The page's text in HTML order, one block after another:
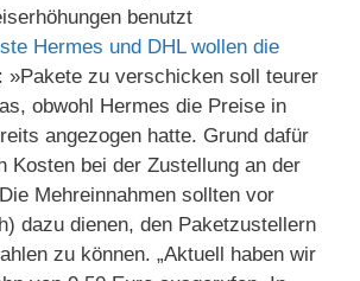
benutzt
Hermes und DHL wollen die
: »Pakete zu verschicken soll teurer
obwohl Hermes die Preise in
angezogen hatte. Grund dafür
Kosten bei der Zustellung an der
Mehreinnahmen sollten vor
dazu dienen, den Paketzustellern
zu können. „Aktuell haben wir